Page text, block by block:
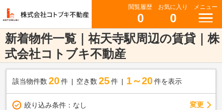
閲覧履歴
0
お気に入り
0
メニュー
新着物件一覧｜祐天寺駅周辺の賃貸｜株
式会社コトブキ不動産
該当物件数 20件 空き数 25 件 1～20 件を表示
絞り込み条件： なし 変更